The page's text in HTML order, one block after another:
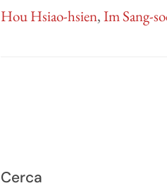
Hou Hsiao-hsien,Im Sang-